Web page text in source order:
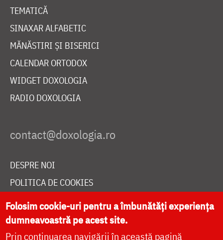
TEMATICĂ
SINAXAR ALFABETIC
MĂNĂSTIRI ȘI BISERICI
CALENDAR ORTODOX
WIDGET DOXOLOGIA
RADIO DOXOLOGIA
DESPRE NOI
POLITICA DE COOKIES
DONEAZĂ ONLINE PENTRU CATEDRALA NAȚIONALĂ
LIVE
Folosim cookie-uri pentru a îmbunătăți experiența
dumneavoastră pe acest site.
Prin continuarea navigării în această pagină